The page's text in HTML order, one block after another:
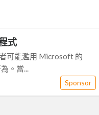
式
可能濫用 Microsoft 的
。當...
Sponsor